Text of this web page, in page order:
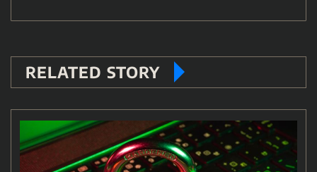
RELATED STORY